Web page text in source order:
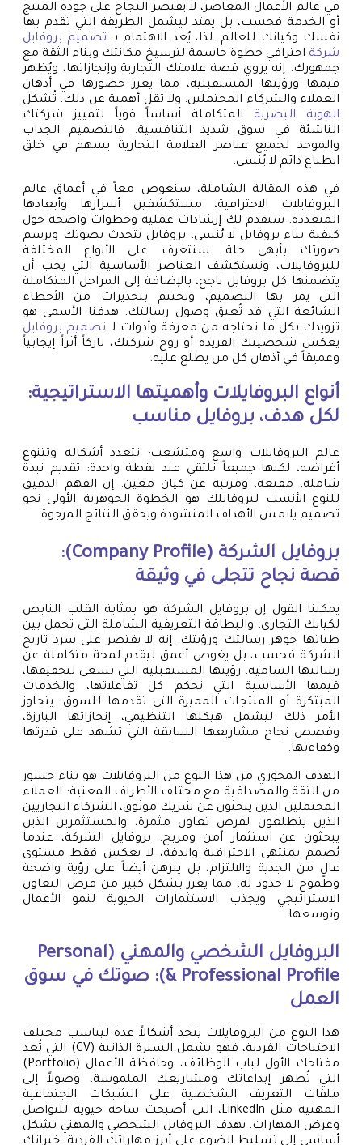
في عالم الأعمال المعاصر، لا يقتصر النجاح على جودة المنتج
أو الخدمة فحسب، بل يمتد ليشمل الطريقة التي تقدم بها
نفسك وكيانك للعالم. لذا، يُعد الاهتمام بـ تصميم بروفايل
شركة احترافي خطوة حاسمة لترسيخ مكانتك وبناء الثقة مع
جمهورك. إنه يروي قصة علامتك التجارية وإنجازاتها، ويُظهر
قيمها ورؤيتها المستقبلية، مما يعزز حضورها في أذهان
العملاء والشركاء المحتملين. ولا تقل أهمية عن ذلك، تُشكل
الهوية البصرية المتكاملة أساساً قوياً لتمييز شركتك
الناشئة في سوق شديد التنافسية. فالتصميم الجذاب
والموحد لجميع عناصر العلامة التجارية يسهم في خلق
انطباع دائم لا يُنسى.
في هذه المقالة الشاملة، سنغوص معاً في أعماق عالم
البروفايلات الاحترافية، مستكشفين أسرارها وأبعادها
المتعددة. سنقدم لك إرشادات عملية وخطوات واضحة حول
كيفية بناء بروفايل لا يُنسى، بروفايل يتحدث بصوتك ويرسم
صورتك بأبهى حلة. سنتعرف على الأنواع المختلفة
للبروفايلات، ونستكشف العناصر الأساسية التي يجب أن
يتضمنها كل بروفايل ناجح، بالإضافة إلى المراحل المتكاملة
التي يمر بها التصميم، ونختتم بتحذيرات من الأخطاء
الشائعة التي قد تُعيق وصول رسالتك. هدفنا الأسمى هو
تزويدك بكل ما تحتاجه من معرفة وأدوات لـ تصميم بروفايل
يعكس شخصيتك الفريدة أو روح شركتك، تاركاً أثراً إيجابياً
وعميقاً في أذهان كل من يطلع عليه.
أنواع البروفايلات وأهميتها الاستراتيجية:
لكل هدف، بروفايل مناسب
عالم البروفايلات واسع ومتشعب؛ تتعدد أشكاله وتتنوع
أغراضه، لكنها جميعاً تلتقي عند نقطة واحدة: تقديم نبذة
شاملة، مقنعة، ومرتبة عن كيان معين. إن الفهم الدقيق
للنوع الأنسب لبروفايلك هو الخطوة الجوهرية الأولى نحو
تصميم يلامس الأهداف المنشودة ويحقق النتائج المرجوة.
بروفايل الشركة (Company Profile):
قصة نجاح تتجلى في وثيقة
يمكننا القول إن بروفايل الشركة هو بمثابة القلب النابض
لكيانك التجاري، والبطاقة التعريفية الشاملة التي تحمل بين
طياتها جوهر رسالتك ورؤيتك. إنه لا يقتصر على سرد تاريخ
الشركة فحسب، بل يغوص أعمق ليقدم لمحة متكاملة عن
رسالتها السامية، رؤيتها المستقبلية التي تسعى لتحقيقها،
قيمها الأساسية التي تحكم كل تفاعلاتها، والخدمات
المبتكرة أو المنتجات المميزة التي تقدمها للسوق. يتجاوز
الأمر ذلك ليشمل هيكلها التنظيمي، إنجازاتها البارزة،
وقصص نجاح مشاريعها السابقة التي تشهد على قدرتها
وكفاءتها.
الهدف المحوري من هذا النوع من البروفايلات هو بناء جسور
من الثقة والمصداقية مع مختلف الأطراف المعنية: العملاء
المحتملين الذين يبحثون عن شريك موثوق، الشركاء التجاريين
الذين يتطلعون لفرص تعاون مثمرة، والمستثمرين الذين
يبحثون عن استثمار آمن ومربح. بروفايل الشركة، عندما
يُصمم بمنتهى الاحترافية والدقة، لا يعكس فقط مستوى
عالٍ من الجدية والالتزام، بل يبرهن أيضاً على رؤية واضحة
وطموح لا حدود له، مما يعزز بشكل كبير من فرص التعاون
الاستراتيجي ويجذب الاستثمارات الحيوية لنمو الأعمال
وتوسعها.
البروفايل الشخصي والمهني (Personal
& Professional Profile): صوتك في سوق
العمل
هذا النوع من البروفايلات يتخذ أشكالاً عدة ليناسب مختلف
الاحتياجات الفردية، فهو يشمل السيرة الذاتية (CV) التي تُعد
مفتاحك الأول لباب الوظائف، وحافظة الأعمال (Portfolio)
التي تُظهر إبداعاتك ومشاريعك الملموسة، وصولاً إلى
ملفات التعريف الشخصية على الشبكات الاجتماعية
المهنية مثل LinkedIn، التي أصبحت ساحة حيوية للتواصل
وعرض المهارات. يهدف البروفايل الشخصي والمهني بشكل
أساسي إلى تسليط الضوء على أبرز مهاراتك الفردية، خبراتك